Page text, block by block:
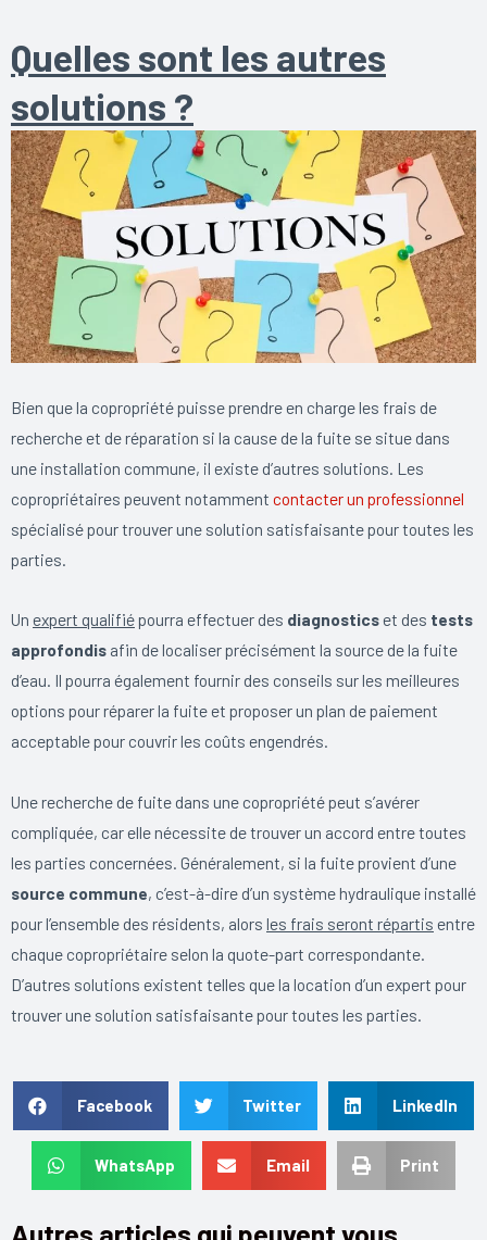
Quelles sont les autres
solutions ?
Bien que la copropriété puisse prendre en charge les frais de
recherche et de réparation si la cause de la fuite se situe dans
une installation commune, il existe d’autres solutions. Les
copropriétaires peuvent notamment contacter un professionnel
spécialisé pour trouver une solution satisfaisante pour toutes les
parties.
Un expert qualifiépourra effectuer des diagnosticset des tests
approfondis afin de localiser précisément la source de la fuite
d’eau. Il pourra également fournir des conseils sur les meilleures
options pour réparer la fuite et proposer un plan de paiement
acceptable pour couvrir les coûts engendrés.
Une recherche de fuite dans une copropriété peut s’avérer
compliquée, car elle nécessite de trouver un accord entre toutes
les parties concernées. Généralement, si la fuite provient d’une
source commune, c’est-à-dire d’un système hydraulique installé
pour l’ensemble des résidents, alors les frais seront répartis entre
chaque copropriétaire selon la quote-part correspondante.
D’autres solutions existent telles que la location d’un expert pour
trouver une solution satisfaisante pour toutes les parties.
Facebook Twitter LinkedIn
WhatsApp Email Print